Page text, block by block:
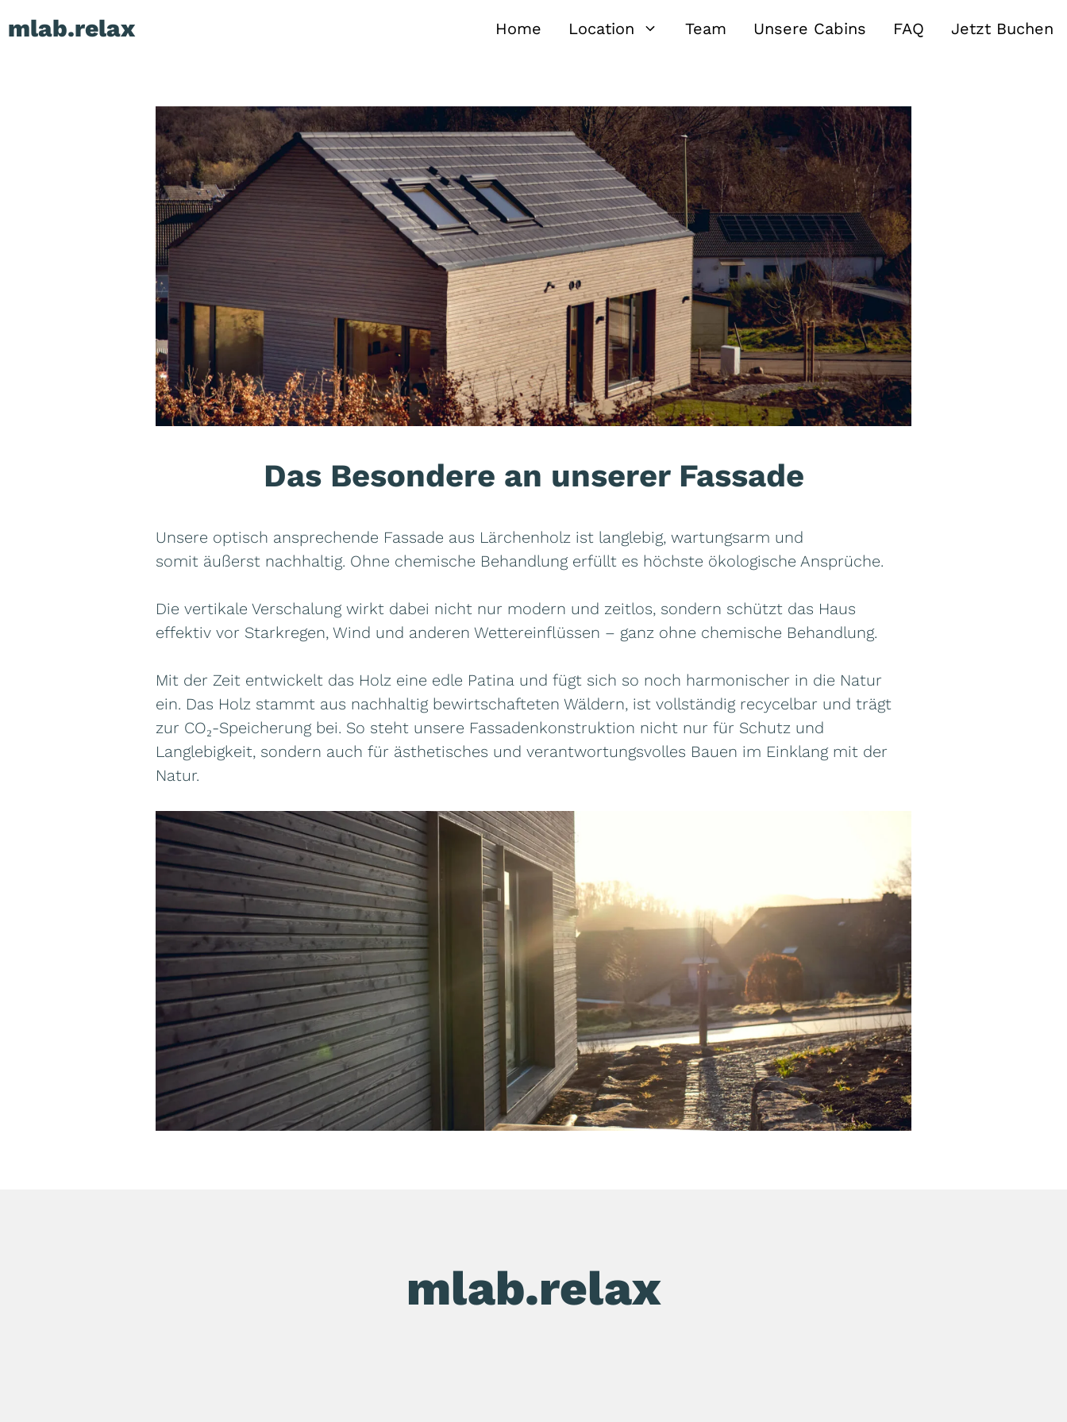
Inhalt
mlab.relax Home Location Team Unsere Cabins FAQ Jetzt Buchen
Das Besondere an unserer Fassade
Unsere optisch ansprechende Fassade aus Lärchenholz ist langlebig, wartungsarm und
somit äußerst nachhaltig. Ohne chemische Behandlung erfüllt es höchste ökologische Ansprüche.
Die vertikale Verschalung wirkt dabei nicht nur modern und zeitlos, sondern schützt das Haus
effektiv vor Starkregen, Wind und anderen Wettereinflüssen – ganz ohne chemische Behandlung.
Mit der Zeit entwickelt das Holz eine edle Patina und fügt sich so noch harmonischer in die Natur
ein. Das Holz stammt aus nachhaltig bewirtschafteten Wäldern, ist vollständig recycelbar und trägt
zur CO₂-Speicherung bei. So steht unsere Fassadenkonstruktion nicht nur für Schutz und
Langlebigkeit, sondern auch für ästhetisches und verantwortungsvolles Bauen im Einklang mit der
Natur.
mlab.relax